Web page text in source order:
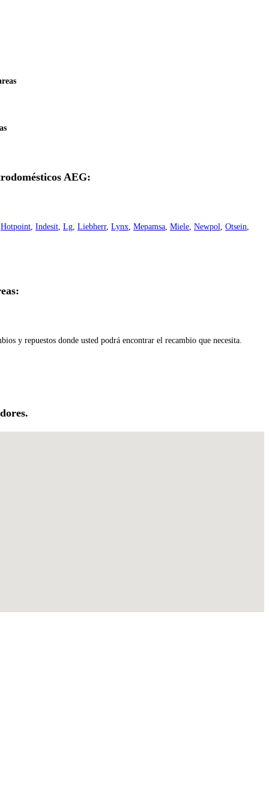
AEG:
Hotpoint, Indesit, Lg, Liebherr, Lynx, Mepamsa, Miele, Newpol, Otsein,
y repuestos donde usted podrá encontrar el recambio que necesita.